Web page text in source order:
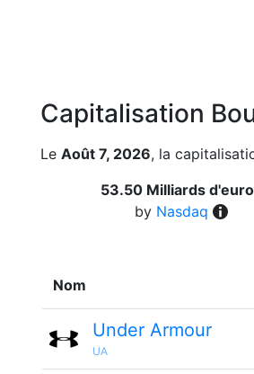
Capitalisation
Le Août 7, 2026, la
53.50 Milliards
by Nasdaq
Nom
Under Armour
UA